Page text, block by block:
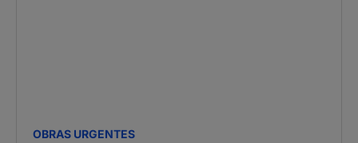
OBRAS URGENTES